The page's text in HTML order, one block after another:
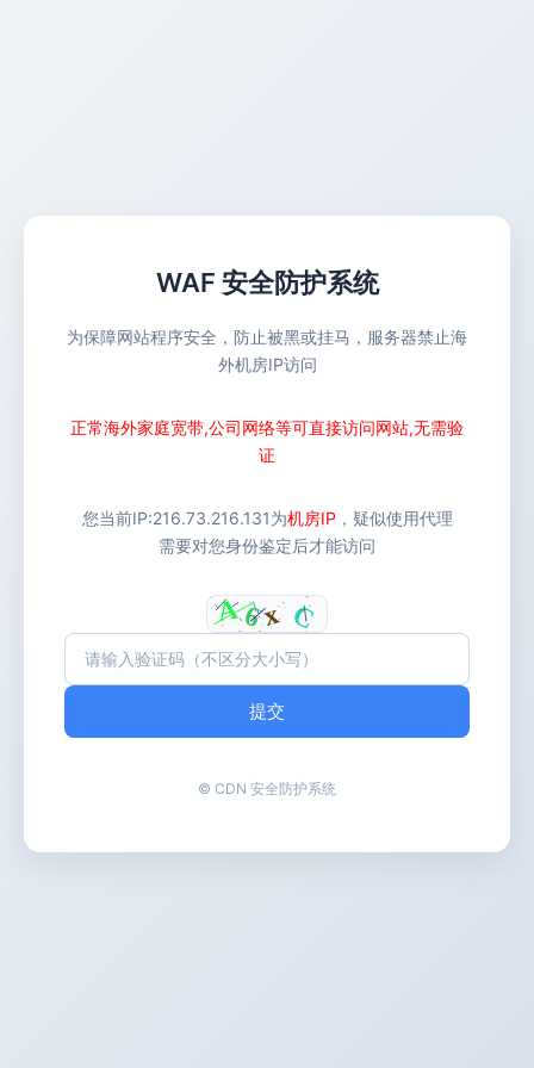
WAF 安全防护系统
为保障网站程序安全，防止被黑或挂马，服务器禁止海
外机房IP访问
正常海外家庭宽带,公司网络等可直接访问网站,无需验
证
您当前IP:216.73.216.131为机房IP ，疑似使用代理
需要对您身份鉴定后才能访问
提交
© CDN 安全防护系统